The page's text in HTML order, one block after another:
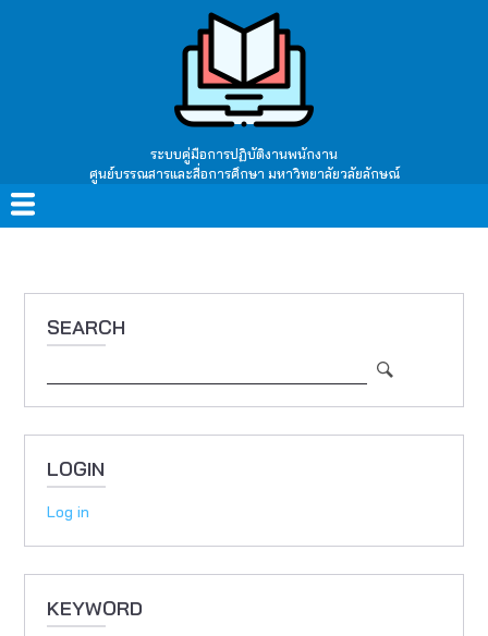
ระบบคู่มือการปฏิบัติงานพนักงาน
ศูนย์บรรณสารและสื่อการศึกษา มหาวิทยาลัยวลัยลักษณ์
Main
SEARCH
LOGIN
Log in
KEYWORD